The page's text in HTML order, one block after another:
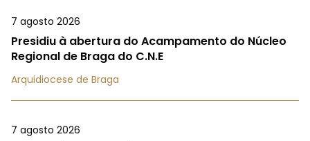
7 agosto 2026
Presidiu à abertura do Acampamento do Núcleo
Regional de Braga do C.N.E
Arquidiocese de Braga
7 agosto 2026